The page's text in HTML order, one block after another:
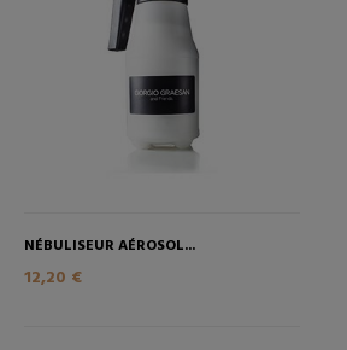
NÉBULISEUR AÉROSOL...
12,20 €